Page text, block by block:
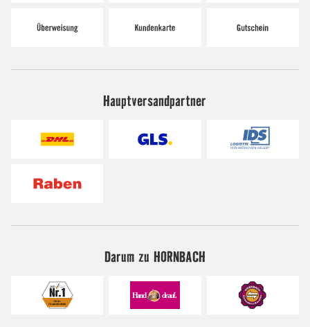
Hauptversandpartner
Darum zu HORNBACH